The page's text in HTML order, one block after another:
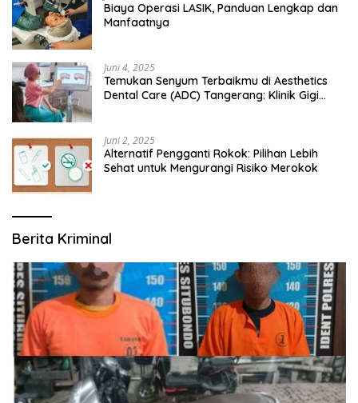
Biaya Operasi LASIK, Panduan Lengkap dan
Manfaatnya
Juni 4, 2025
Temukan Senyum Terbaikmu di Aesthetics
Dental Care (ADC) Tangerang: Klinik Gigi
Juni 2, 2025
Alternatif Pengganti Rokok: Pilihan Lebih
Sehat untuk Mengurangi Risiko Merokok
Berita Kriminal